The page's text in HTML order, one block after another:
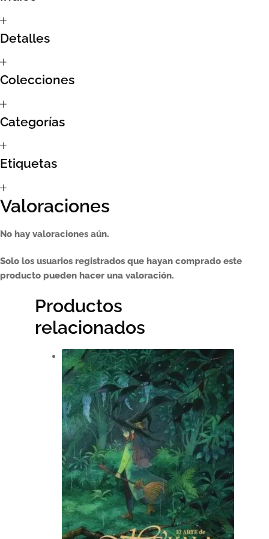
Sumate al sorteo Artcombo
Suscripción
Detalles
Colecciones
Categorías
Etiquetas
Valoraciones
No hay valoraciones aún.
Solo los usuarios registrados que hayan comprado este
producto pueden hacer una valoración.
Productos
relacionados